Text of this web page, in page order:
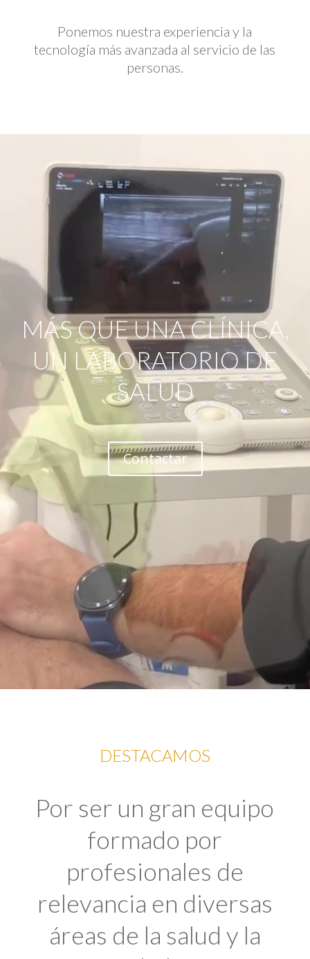
Ponemos nuestra experiencia y la
tecnología más avanzada al servicio de las
personas.
MÁS QUE UNA CLÍNICA,
UN LABORATORIO DE
SALUD
Contactar
DESTACAMOS
Por ser un gran equipo
formado por
profesionales de
relevancia en diversas
áreas de la salud y la